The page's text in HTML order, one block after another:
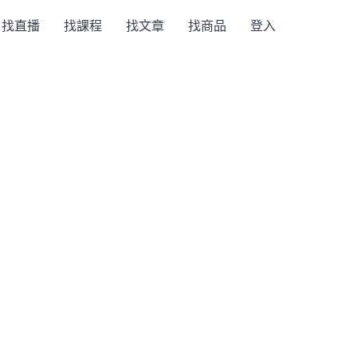
找直播 找課程 找文章 找商品 登入